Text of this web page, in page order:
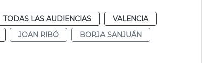
TODAS LAS AUDIENCIAS
VALENCIA
JOAN RIBÓ
BORJA SANJUÁN